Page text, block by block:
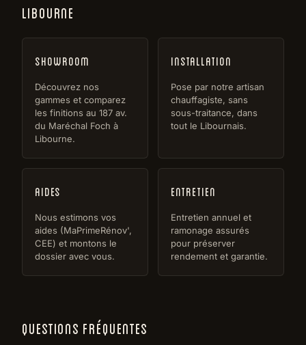
LIBOURNE
Showroom
Découvrez nos
gammes et comparez
les finitions au 187 av.
du Maréchal Foch à
Libourne.
Installation
Pose par notre artisan
chauffagiste, sans
sous-traitance, dans
tout le Libournais.
Aides
Nous estimons vos
aides (MaPrimeRénov',
CEE) et montons le
dossier avec vous.
Entretien
Entretien annuel et
ramonage assurés
pour préserver
rendement et garantie.
QUESTIONS FRÉQUENTES